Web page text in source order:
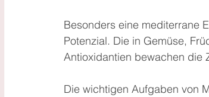
Besonders eine mediterrane
Potenzial. Die in Gemüse,
Antioxidantien bewachen die
Die wichtigen Aufgaben von